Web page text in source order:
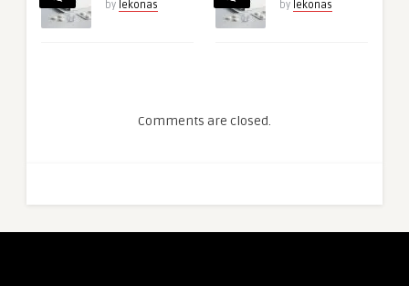
by lekonas by lekonas
Comments are closed.